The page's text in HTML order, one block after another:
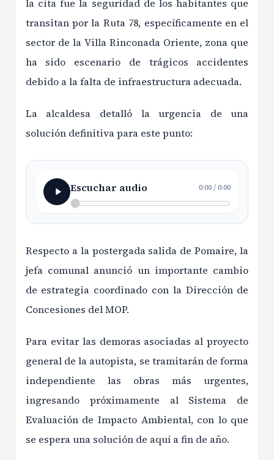
la cita fue la seguridad de los habitantes que
transitan por la Ruta 78, específicamente en el
sector de la Villa Rinconada Oriente, zona que
ha sido escenario de trágicos accidentes
debido a la falta de infraestructura adecuada.
La alcaldesa detalló la urgencia de una
solución definitiva para este punto:
Escuchar audio 0:00/0:00
Respecto a la postergada salida de Pomaire, la
jefa comunal anunció un importante cambio
de estrategia coordinado con la Dirección de
Concesiones del MOP.
Para evitar las demoras asociadas al proyecto
general de la autopista, se tramitarán de forma
independiente las obras más urgentes,
ingresando próximamente al Sistema de
Evaluación de Impacto Ambiental, con lo que
se espera una solución de aquí a fin de año.